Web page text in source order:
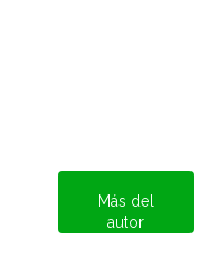
Más del
autor